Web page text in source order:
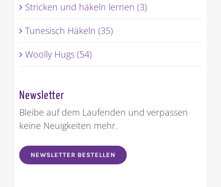
Stricken und häkeln lernen (3)
Tunesisch Häkeln (35)
Woolly Hugs (54)
Newsletter
Bleibe auf dem Laufenden und verpassen
keine Neuigkeiten mehr.
NEWSLETTER BESTELLEN